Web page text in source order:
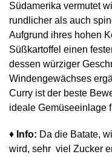
Südamerika vermutet
rundlicher als auch
Aufgrund ihres hohen
Süßkartoffel einen
dessen würziger
Windengewächses
Curry ist der beste
ideale Gemüseeinlage
♦ Info: Da die Batate,
wird, sehr viel Zucker